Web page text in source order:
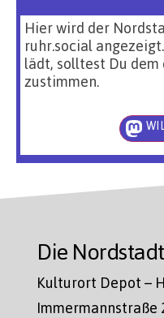
Hier wird der
ruhr.social
lädt, solltest Du
zustimmen.
Die
Kulturort Depot –
Immermannstraße